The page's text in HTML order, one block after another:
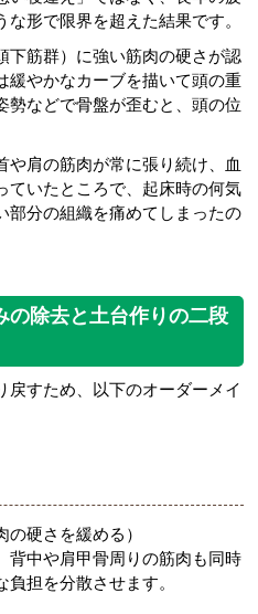
形で限界を超えた結果です。
下筋群）に強い筋肉の硬さが認
緩やかなカーブを描いて頭の重
勢などで骨盤が歪むと、頭の位
や肩の筋肉が常に張り続け、血
ていたところで、起床時の何気
部分の組織を痛めてしまったの
の除去と土台作りの二段
戻すため、以下のオーダーメイ
の硬さを緩める）
背中や肩甲骨周りの筋肉も同時
担を分散させます。